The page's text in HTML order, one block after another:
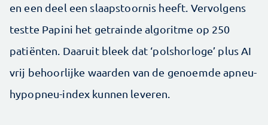
en een deel een slaapstoornis heeft. Vervolgens
testte Papini het getrainde algoritme op 250
patiënten. Daaruit bleek dat ‘polshorloge’ plus AI
vrij behoorlijke waarden van de genoemde apneu-
hypopneu-index kunnen leveren.